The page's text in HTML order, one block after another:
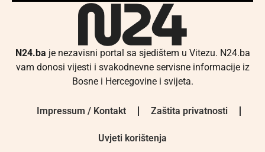
N24.ba je nezavisni portal sa sjedištem u Vitezu. N24.ba
vam donosi vijesti i svakodnevne servisne informacije iz
Bosne i Hercegovine i svijeta.
Impressum / Kontakt Zaštita privatnosti
Uvjeti korištenja